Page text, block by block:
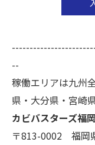
当社では、お客
個人情報の開示
きにつきまして
--
稼働エリアは九州
県・大分県・宮崎
カビバスターズ福岡
〒813-0002 福岡